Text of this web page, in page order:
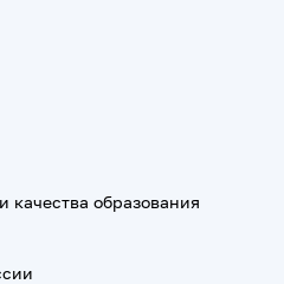
качества образования